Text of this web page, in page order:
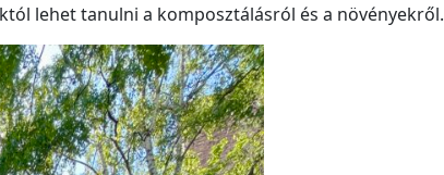
lehet tanulni a komposztálásról és a növényekről.